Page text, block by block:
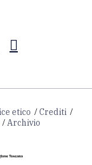
etico
Crediti
Archivio